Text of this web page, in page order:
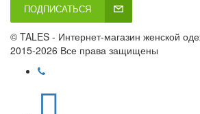
ПОДПИСАТЬСЯ
© TALES - Интернет-магазин женской
2015-2026 Все права защищены